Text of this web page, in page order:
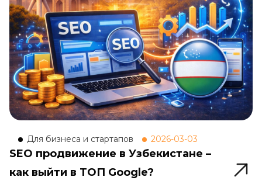
Для бизнеса и стартапов 2026-03-03
SEO продвижение в Узбекистане –
как выйти в ТОП Google?